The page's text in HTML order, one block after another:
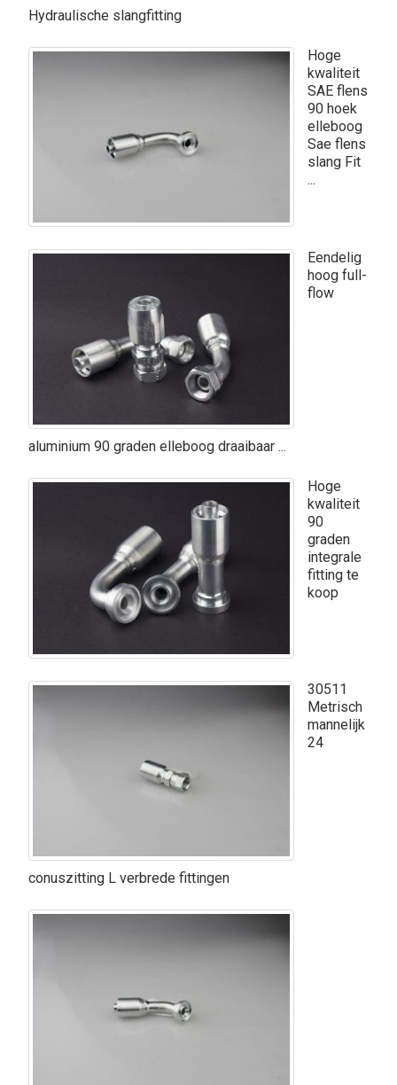
Hydraulische slangfitting
Hoge
kwaliteit
SAE flens
90 hoek
elleboog
Sae flens
slang Fit
...
Eendelig
hoog full-
flow
aluminium 90 graden elleboog draaibaar ...
Hoge
kwaliteit
90
graden
integrale
fitting te
koop
30511
Metrisch
mannelijk
24
conuszitting L verbrede fittingen